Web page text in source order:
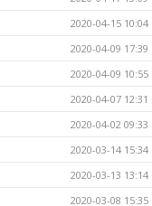
2020-04-15 10:04
2020-04-09 17:39
2020-04-09 10:55
2020-04-07 12:31
2020-04-02 09:33
2020-03-14 15:34
2020-03-13 13:14
2020-03-08 15:35